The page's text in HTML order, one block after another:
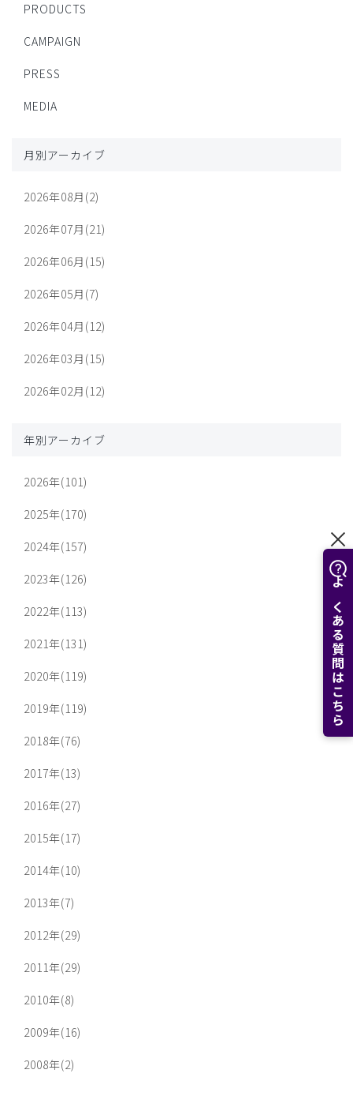
よくある質問はこちら
PRODUCTS
CAMPAIGN
PRESS
MEDIA
月別アーカイブ
2026年08月(2)
2026年07月(21)
2026年06月(15)
2026年05月(7)
2026年04月(12)
2026年03月(15)
2026年02月(12)
年別アーカイブ
2026年(101)
2025年(170)
2024年(157)
2023年(126)
2022年(113)
2021年(131)
2020年(119)
2019年(119)
2018年(76)
2017年(13)
2016年(27)
2015年(17)
2014年(10)
2013年(7)
2012年(29)
2011年(29)
2010年(8)
2009年(16)
2008年(2)